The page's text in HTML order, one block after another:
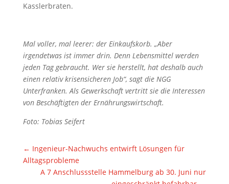
Kasslerbraten.
Mal voller, mal leerer: der Einkaufskorb. „Aber
irgendetwas ist immer drin. Denn Lebensmittel werden
jeden Tag gebraucht. Wer sie herstellt, hat deshalb auch
einen relativ krisensicheren Job“, sagt die NGG
Unterfranken. Als Gewerkschaft vertritt sie die Interessen
von Beschäftigten der Ernährungswirtschaft.
Foto: Tobias Seifert
← Ingenieur-Nachwuchs entwirft Lösungen für
Alltagsprobleme
A 7 Anschlussstelle Hammelburg ab 30. Juni nur